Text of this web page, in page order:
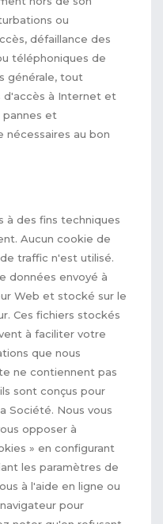
ou
défaillance des
téléphoniques de
générale, tout
d'accès à Internet et
pannes et
nécessaires au bon
à des fins techniques
Aucun cookie de
traffic n'est utilisé.
données envoyé à
Web et stocké sur le
Ces fichiers stockés
à faciliter votre
que nous
ne contiennent pas
sont conçus pour
Société. Nous vous
opposer à
» en configurant
les paramètres de
à l'aide en ligne ou
pour